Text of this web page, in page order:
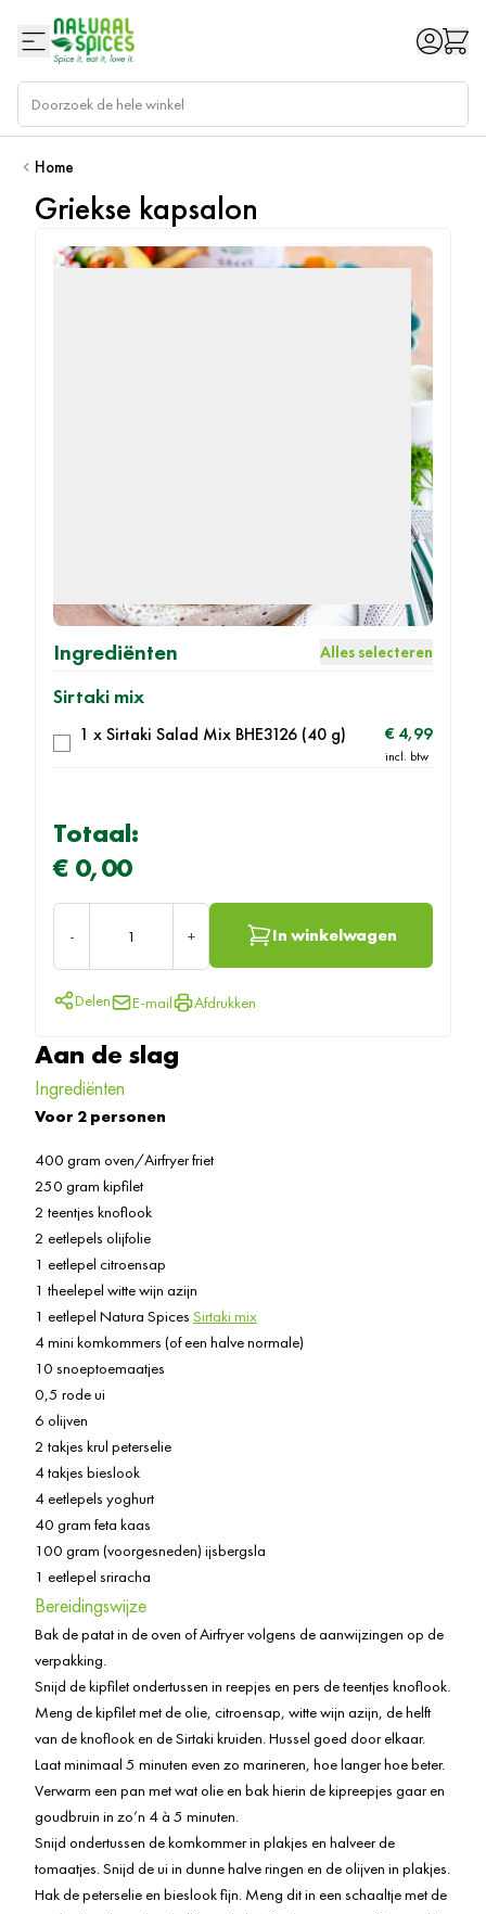
Home
Ingrediënten Alles selecteren
Sirtaki mix
1 x Sirtaki Salad Mix BHE3126 (40 g) € 4,99
Totaal:
Prijs eindproduct
€ 0,00
-
+ In winkelwagen
Delen E-mail Afdrukken
Griekse kapsalon
Aan de slag
Ingrediënten
Voor 2 personen
400 gram oven/Airfryer friet
250 gram kipfilet
2 teentjes knoflook
2 eetlepels olijfolie
1 eetlepel citroensap
1 theelepel witte wijn azijn
1 eetlepel Natura Spices Sirtaki mix
4 mini komkommers (of een halve normale)
10 snoeptoemaatjes
0,5 rode ui
6 olijven
2 takjes krul peterselie
4 takjes bieslook
4 eetlepels yoghurt
40 gram feta kaas
100 gram (voorgesneden) ijsbergsla
1 eetlepel sriracha
Bereidingswijze
Bak de patat in de oven of Airfryer volgens de aanwijzingen op de
verpakking.
Snijd de kipfilet ondertussen in reepjes en pers de teentjes knoflook.
Meng de kipfilet met de olie, citroensap, witte wijn azijn, de helft
van de knoflook en de Sirtaki kruiden. Hussel goed door elkaar.
Laat minimaal 5 minuten even zo marineren, hoe langer hoe beter.
Verwarm een pan met wat olie en bak hierin de kipreepjes gaar en
goudbruin in zo’n 4 à 5 minuten.
Snijd ondertussen de komkommer in plakjes en halveer de
tomaatjes. Snijd de ui in dunne halve ringen en de olijven in plakjes.
Hak de peterselie en bieslook fijn. Meng dit in een schaaltje met de